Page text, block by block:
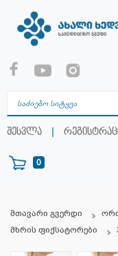
შესვლა |
0
მთავარი გვერდი
მხრის ფიქსატორები